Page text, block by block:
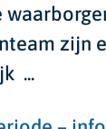
zijn
...